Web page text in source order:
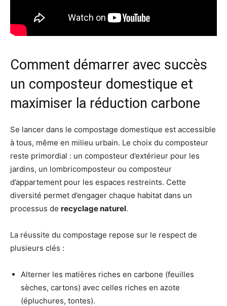
Comment démarrer avec succès
un composteur domestique et
maximiser la réduction carbone
Se lancer dans le compostage domestique est accessible
à tous, même en milieu urbain. Le choix du composteur
reste primordial : un composteur d’extérieur pour les
jardins, un lombricomposteur ou composteur
d’appartement pour les espaces restreints. Cette
diversité permet d’engager chaque habitat dans un
processus de recyclage naturel.
La réussite du compostage repose sur le respect de
plusieurs clés :
Alterner les matières riches en carbone (feuilles
sèches, cartons) avec celles riches en azote
(épluchures, tontes).